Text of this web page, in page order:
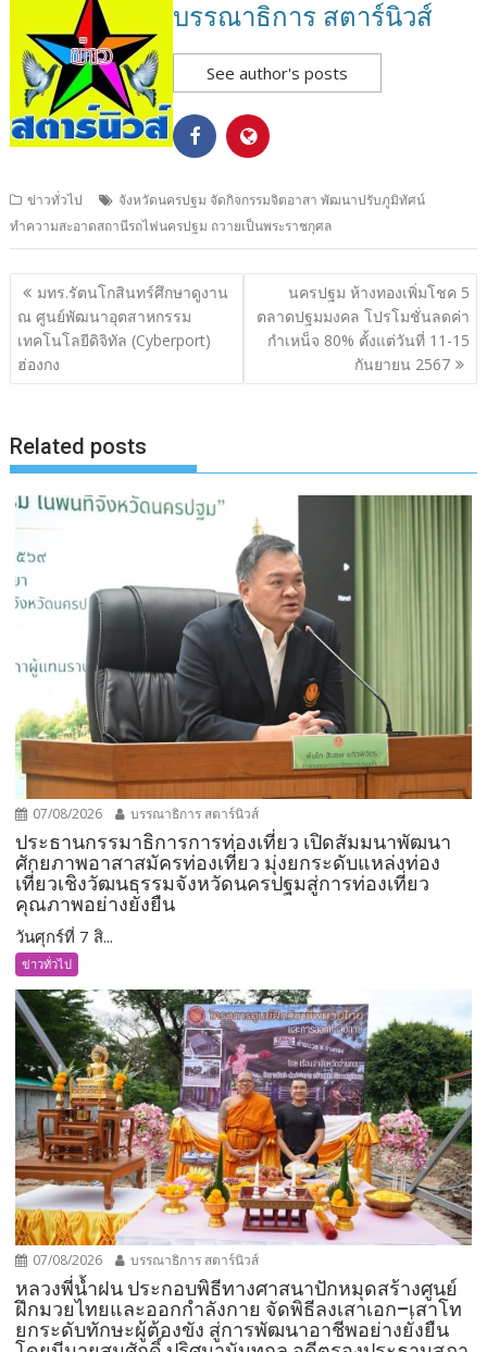
บรรณาธิการ สตาร์นิวส์
See author's posts
ข่าวทั่วไป
จังหวัดนครปฐม จัดกิจกรรมจิตอาสา พัฒนาปรับภูมิทัศน์
ทำความสะอาดสถานีรถไฟนครปฐม ถวายเป็นพระราชกุศล
แนะแนว
เรื่อง
มทร.รัตนโกสินทร์ศึกษาดูงาน
ณ ศูนย์พัฒนาอุตสาหกรรม
เทคโนโลยีดิจิทัล (Cyberport)
ฮ่องกง
นครปฐม ห้างทองเพิ่มโชค 5
ตลาดปฐมมงคล โปรโมชั่นลดค่า
กำเหน็จ 80% ตั้งแต่วันที่ 11-15
กันยายน 2567
Related posts
07/08/2026 บรรณาธิการ สตาร์นิวส์
ประธานกรรมาธิการการท่องเที่ยว เปิดสัมมนาพัฒนา
ศักยภาพอาสาสมัครท่องเที่ยว มุ่งยกระดับแหล่งท่อง
เที่ยวเชิงวัฒนธรรมจังหวัดนครปฐมสู่การท่องเที่ยว
คุณภาพอย่างยั่งยืน
วันศุกร์ที่ 7 สิ...
ข่าวทั่วไป
07/08/2026 บรรณาธิการ สตาร์นิวส์
หลวงพี่น้ำฝน ประกอบพิธีทางศาสนาปักหมุดสร้างศูนย์
ฝึกมวยไทยและออกกำลังกาย จัดพิธีลงเสาเอก–เสาโท
ยกระดับทักษะผู้ต้องขัง สู่การพัฒนาอาชีพอย่างยั่งยืน